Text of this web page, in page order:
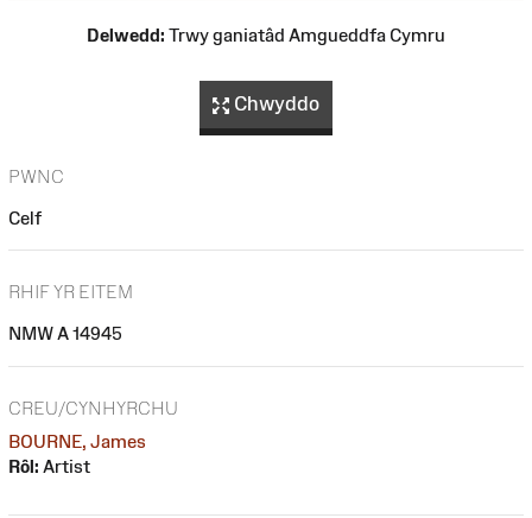
Delwedd: Trwy ganiatâd Amgueddfa Cymru
Chwyddo
PWNC
Celf
RHIF YR EITEM
NMW A 14945
CREU/CYNHYRCHU
BOURNE, James
Rôl: Artist